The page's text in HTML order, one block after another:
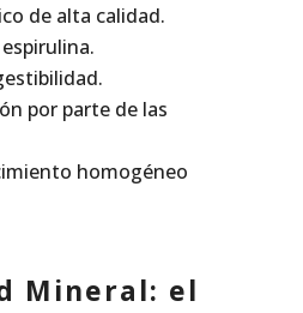
de alta calidad.
por parte de las
homogéneo
Mineral: el